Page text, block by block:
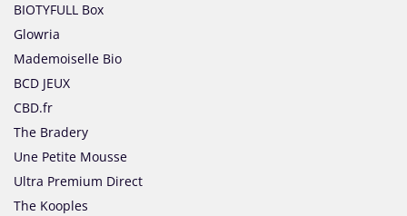
BIOTYFULL Box
Glowria
Mademoiselle Bio
BCD JEUX
CBD.fr
The Bradery
Une Petite Mousse
Ultra Premium Direct
The Kooples